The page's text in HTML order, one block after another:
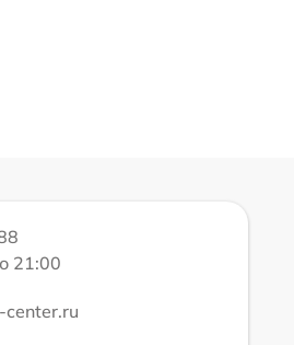
21:00